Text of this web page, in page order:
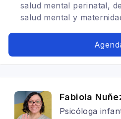
salud mental perinatal,
salud mental y
Fabiola
Psicóloga